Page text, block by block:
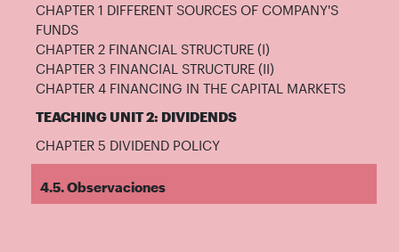
CHAPTER 1 DIFFERENT SOURCES OF COMPANY'S
FUNDS
CHAPTER 2 FINANCIAL STRUCTURE (I)
CHAPTER 3 FINANCIAL STRUCTURE (II)
CHAPTER 4 FINANCING IN THE CAPITAL MARKETS
TEACHING UNIT 2: DIVIDENDS
CHAPTER 5 DIVIDEND POLICY
4.5. Observaciones